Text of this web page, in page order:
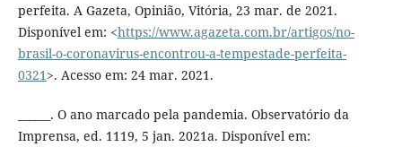
perfeita. A Gazeta, Opinião, Vitória, 23 mar. de 2021.
Disponível em: <https://www.agazeta.com.br/artigos/no-
brasil-o-coronavirus-encontrou-a-tempestade-perfeita-
0321 >. Acesso em: 24 mar. 2021.
______. O ano marcado pela pandemia. Observatório da
Imprensa, ed. 1119, 5 jan. 2021a. Disponível em: